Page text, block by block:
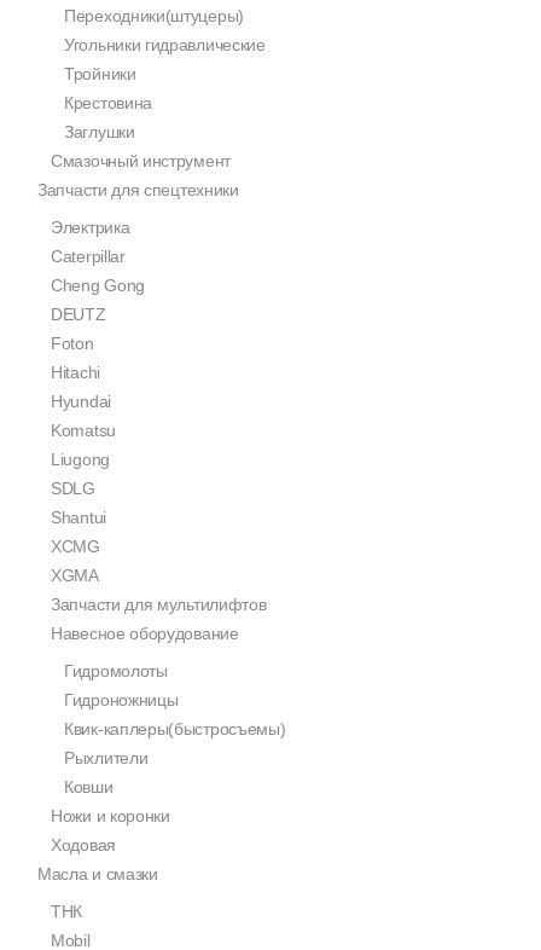
Переходники(штуцеры)
Угольники гидравлические
Тройники
Крестовина
Заглушки
Смазочный инструмент
Запчасти для спецтехники
Электрика
Caterpillar
Cheng Gong
DEUTZ
Foton
Hitachi
Hyundai
Komatsu
Liugong
SDLG
Shantui
XCMG
XGMA
Запчасти для мультилифтов
Навесное оборудование
Гидромолоты
Гидроножницы
Квик-каплеры(быстросъемы)
Рыхлители
Ковши
Ножи и коронки
Ходовая
Масла и смазки
ТНК
Mobil